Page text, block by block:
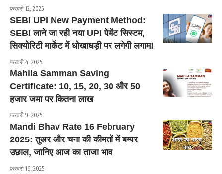
फ़रवरी 12, 2025
SEBI UPI New Payment Method:
SEBI लाने जा रही नया UPI पेमेंट सिस्टम,
सिक्योरिटी मार्केट में धोखाधड़ी पर लगेगी लगाम!
फ़रवरी 4, 2025
Mahila Samman Saving
Certificate: 10, 15, 20, 30 और 50
हजार जमा पर कितना लाख
फ़रवरी 9, 2025
Mandi Bhav Rate 16 February
2025: तुअर और चना की कीमतों में बम्पर
उछाल, जानिए आज का ताजा भाव
फ़रवरी 16, 2025